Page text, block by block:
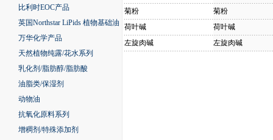
比利时EOC产品
英国Northstar LiPids 植物基础油
万华化学产品
天然植物纯露/花水系列
乳化剂/脂肪醇/脂肪酸
油脂类/保湿剂
动物油
抗氧化原料系列
增稠剂/特殊添加剂
菊粉
菊粉
荷叶碱
荷叶碱
左旋肉碱
左旋肉碱